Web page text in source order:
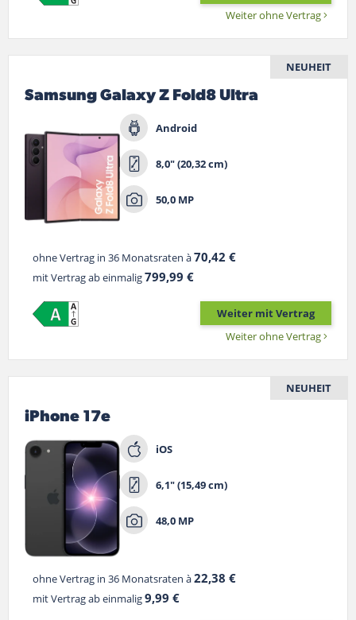
Weiter ohne Vertrag
NEUHEIT
Samsung Galaxy Z Fold8 Ultra
Android
8,0" (20,32 cm)
50,0 MP
ohne Vertrag in 36 Monatsraten à70,42 €
mit Vertrag ab einmalig799,99 €
Weiter mit Vertrag
Weiter ohne Vertrag
NEUHEIT
iPhone 17e
iOS
6,1" (15,49 cm)
48,0 MP
ohne Vertrag in 36 Monatsraten à22,38 €
mit Vertrag ab einmalig9,99 €